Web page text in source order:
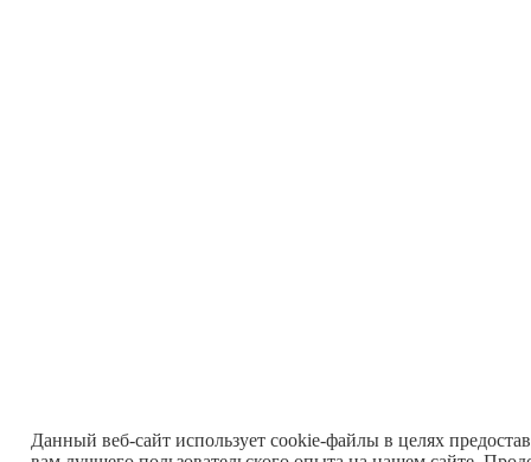
Данный веб-сайт использует cookie-файлы в целях